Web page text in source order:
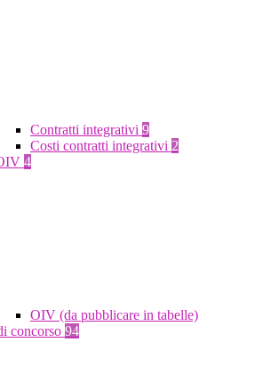
Contratti integrativi 9
Costi contratti integrativi 2
4
OIV (da pubblicare in tabelle)
concorso 94